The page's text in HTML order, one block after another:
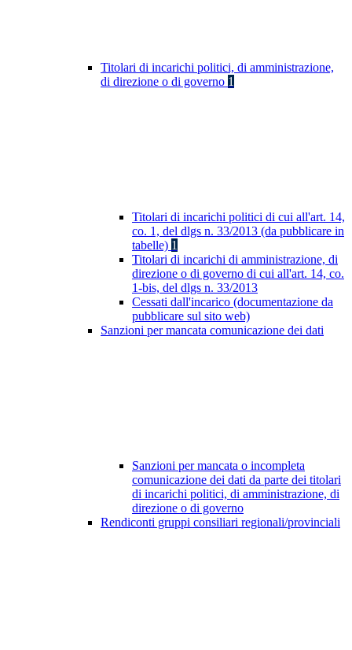
Titolari di incarichi politici, di amministrazione,
di direzione o di governo 1
Titolari di incarichi politici di cui all'art. 14,
co. 1, del dlgs n. 33/2013 (da pubblicare in
tabelle) 1
Titolari di incarichi di amministrazione, di
direzione o di governo di cui all'art. 14, co.
1-bis, del dlgs n. 33/2013
Cessati dall'incarico (documentazione da
pubblicare sul sito web)
Sanzioni per mancata comunicazione dei dati
Sanzioni per mancata o incompleta
comunicazione dei dati da parte dei titolari
di incarichi politici, di amministrazione, di
direzione o di governo
Rendiconti gruppi consiliari regionali/provinciali